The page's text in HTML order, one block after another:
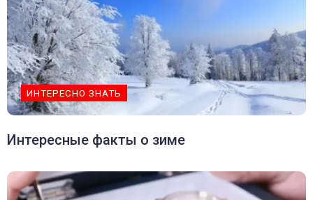
ИНТЕРЕСНО ЗНАТЬ
Интересные факты о зиме